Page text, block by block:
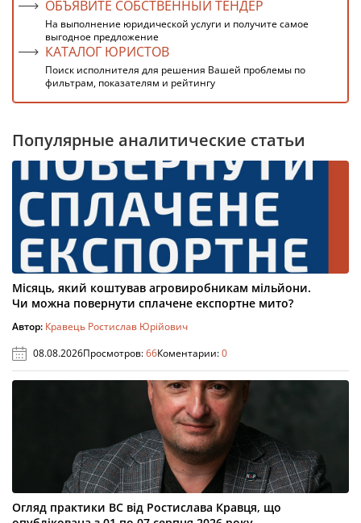
ОБЪЯВИТЕ СОБСТВЕННЫЙ ТЕНДЕР
На выполнение юридической услуги и получите самое
выгодное предложение
КАТАЛОГ ЮРИСТОВ
Поиск исполнителя для решения Вашей проблемы по
фильтрам, показателям и рейтингу
Популярные аналитические статьи
Місяць, який коштував агровиробникам мільйони.
Чи можна повернути сплачене експортне мито?
Автор: Кравець Ростислав Юрійович
08.08.2026Просмотров:66Коментарии:0
Огляд практики ВС від Ростислава Кравця, що